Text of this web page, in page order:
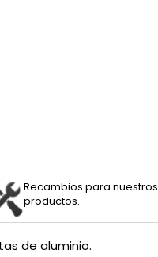
Recambios para nuestros
productos.
de aluminio.